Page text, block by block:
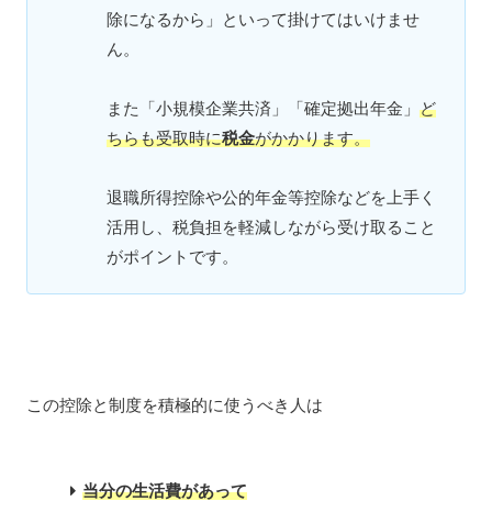
除になるから」といって掛けてはいけませ
ん。
また「小規模企業共済」「確定拠出年金」 ど
ちらも受取時に税金がかかります。
退職所得控除や公的年金等控除などを上手く
活用し、税負担を軽減しながら受け取ること
がポイントです。
この控除と制度を積極的に使うべき人は
当分の生活費があって